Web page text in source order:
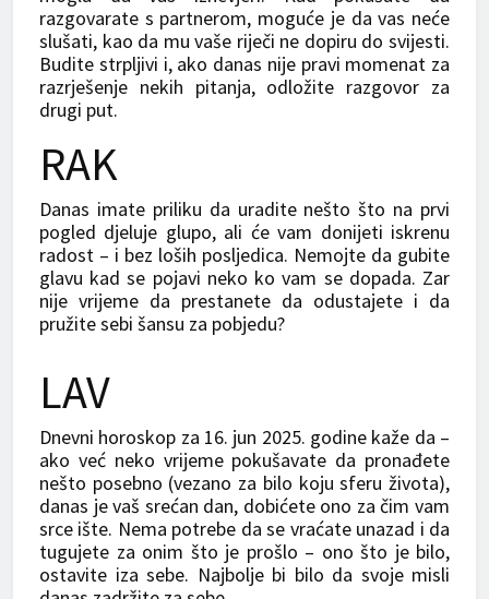
razgovarate s partnerom, moguće je da vas neće
slušati, kao da mu vaše riječi ne dopiru do svijesti.
Budite strpljivi i, ako danas nije pravi momenat za
razrješenje nekih pitanja, odložite razgovor za
drugi put.
RAK
Danas imate priliku da uradite nešto što na prvi
pogled djeluje glupo, ali će vam donijeti iskrenu
radost – i bez loših posljedica. Nemojte da gubite
glavu kad se pojavi neko ko vam se dopada. Zar
nije vrijeme da prestanete da odustajete i da
pružite sebi šansu za pobjedu?
LAV
Dnevni horoskop za 16. jun 2025. godine kaže da –
ako već neko vrijeme pokušavate da pronađete
nešto posebno (vezano za bilo koju sferu života),
danas je vaš srećan dan, dobićete ono za čim vam
srce ište. Nema potrebe da se vraćate unazad i da
tugujete za onim što je prošlo – ono što je bilo,
ostavite iza sebe. Najbolje bi bilo da svoje misli